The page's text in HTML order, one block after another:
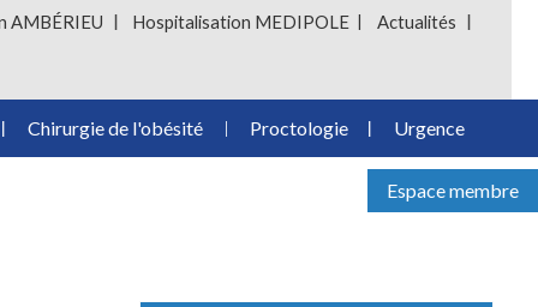
AMBÉRIEU Hospitalisation MEDIPOLE Actualités
Chirurgie de l'obésité Proctologie Urgence
Espace membre